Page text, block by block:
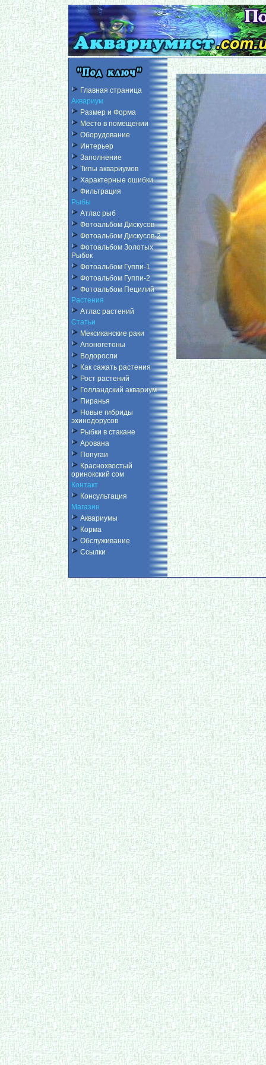
Главная страница
Аквариум
Размер и Форма
Место в помещении
Оборудование
Интерьер
Заполнение
Типы аквариумов
Характерные ошибки
Фильтрация
Рыбы
Атлас рыб
Фотоальбом Дискусов
Фотоальбом Дискусов-2
Фотоальбом Золотых
Рыбок
Фотоальбом Гуппи-1
Фотоальбом Гуппи-2
Фотоальбом Пецилий
Растения
Атлас растений
Статьи
Мексиканские раки
Апоногетоны
Водоросли
Как сажать растения
Рост растений
Голландский аквариум
Пиранья
Новые гибриды
эхинодорусов
Рыбки в стакане
Арована
Попугаи
Краснохвостый
оринокский сом
Контакт
Консультация
Магазин
Аквариумы
Корма
Обслуживание
Ссылки